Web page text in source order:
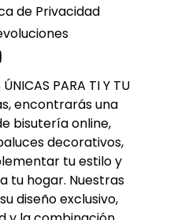
de Privacidad
PARA TI Y TU
encontrarás una
bisutería online,
decorativos,
tu estilo y
tu hogar. Nuestras
diseño exclusivo,